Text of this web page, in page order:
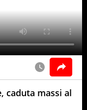
caduta massi al